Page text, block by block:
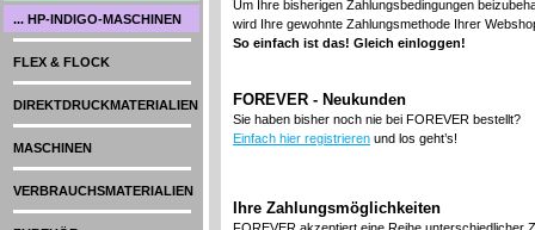
Um Ihre bisherigen Zahlungsbedingungen
wird Ihre gewohnte Zahlungsmethode Ihrer
So einfach ist das! Gleich einloggen!
FOREVER - Neukunden
Sie haben bisher noch nie bei FOREVER bestellt?
Einfach hier registrieren und los geht’s!
Ihre Zahlungsmöglichkeiten
... HP-INDIGO-MASCHINEN
FLEX & FLOCK
DIREKTDRUCKMATERIALIEN
MASCHINEN
VERBRAUCHSMATERIALIEN